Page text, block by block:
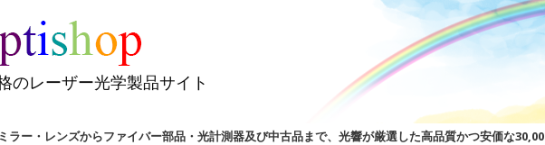
のレーザー光学製品サイト
ミラー・レンズからファイバー部品・光計測器及び中古品まで、光響が厳選した高品質かつ安価な